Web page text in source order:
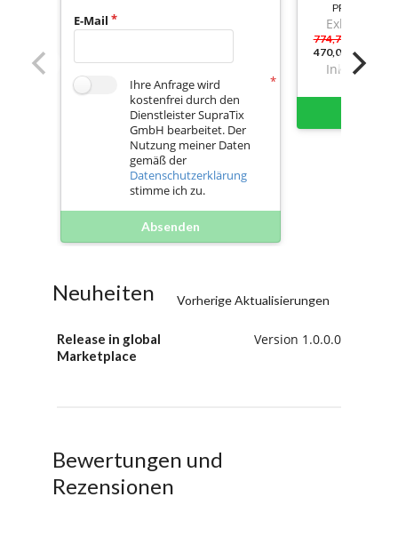
E-Mail
Ihre Anfrage wird
kostenfrei durch den
Dienstleister SupraTix
GmbH bearbeitet. Der
Nutzung meiner Daten
gemäß der
Datenschutzerklärung
stimme ich zu.
Absenden
PREIS
Exkl. Mwst.
774,72
Inkl. Mwst.
Neuheiten Vorherige Aktualisierungen
Release in global
Marketplace
Version 1.0.0.0
Bewertungen und
Rezensionen